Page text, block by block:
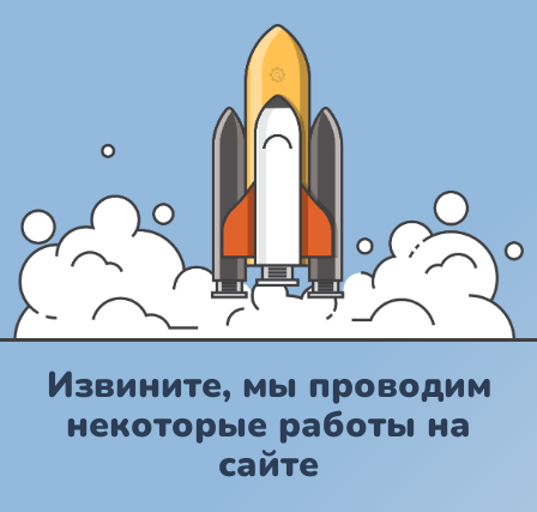
Извините, мы проводим
некоторые работы на
сайте